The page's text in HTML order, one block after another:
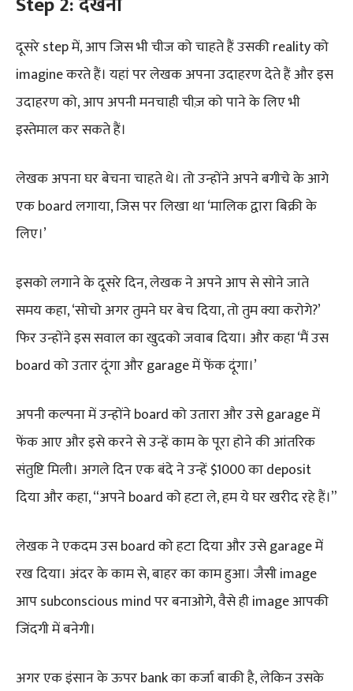
दूसरे step में, आप जिस भी चीज को चाहते हैं उसकी reality को
imagine करते हैं। यहां पर लेखक अपना उदाहरण देते हैं और इस
उदाहरण को, आप अपनी मनचाही चीज़ को पाने के लिए भी
इस्तेमाल कर सकते हैं।
लेखक अपना घर बेचना चाहते थे। तो उन्होंने अपने बगीचे के आगे
एक board लगाया, जिस पर लिखा था ‘मालिक द्वारा बिक्री के
लिए।’
इसको लगाने के दूसरे दिन, लेखक ने अपने आप से सोने जाते
समय कहा, ‘सोचो अगर तुमने घर बेच दिया, तो तुम क्या करोगे?’
फिर उन्होंने इस सवाल का खुदको जवाब दिया। और कहा ‘मैं उस
board को उतार दूंगा और garage में फेंक दूंगा।’
अपनी कल्पना में उन्होंने board को उतारा और उसे garage में
फेंक आए और इसे करने से उन्हें काम के पूरा होने की आंतरिक
संतुष्टि मिली। अगले दिन एक बंदे ने उन्हें $1000 का deposit
दिया और कहा, “अपने board को हटा ले, हम ये घर खरीद रहे हैं।”
लेखक ने एकदम उस board को हटा दिया और उसे garage में
रख दिया। अंदर के काम से, बाहर का काम हुआ। जैसी image
आप subconscious mind पर बनाओगे, वैसे ही image आपकी
जिंदगी में बनेगी।
अगर एक इंसान के ऊपर bank का कर्जा बाकी है, लेकिन उसके